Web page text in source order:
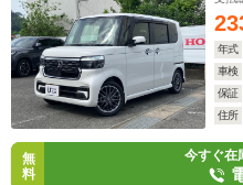
年式
車検
保証
住所
無
料
今すぐ在